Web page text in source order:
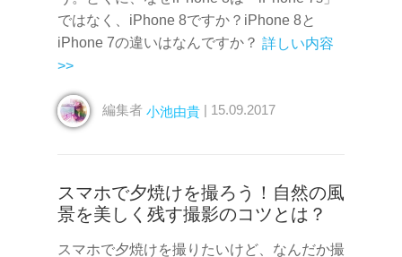
ではなく、iPhone 8ですか？iPhone 8と
iPhone 7の違いはなんですか？ 詳しい内容
>>
編集者 小池由貴 | 15.09.2017
スマホで夕焼けを撮ろう！自然の風
景を美しく残す撮影のコツとは？
スマホで夕焼けを撮りたいけど、なんだか撮